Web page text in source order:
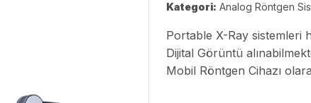
Kategori: Analog Röntgen
Portable X-Ray sistemleri
Dijital Görüntü
Mobil Röntgen Cihazı